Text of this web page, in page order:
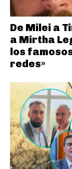
De Milei a
a Mirtha
los
redes»